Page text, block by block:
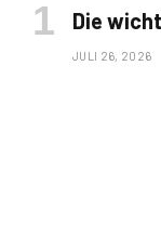
Die
JULI 26, 2026